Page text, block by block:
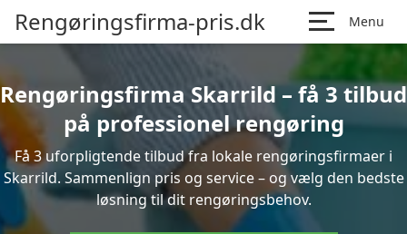
Rengøringsfirma-pris.dk Menu
Rengøringsfirma Skarrild – få 3 tilbud
på professionel rengøring
Få 3 uforpligtende tilbud fra lokale rengøringsfirmaer i
Skarrild. Sammenlign pris og service – og vælg den bedste
løsning til dit rengøringsbehov.